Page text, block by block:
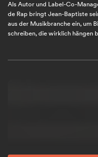
Als Autor und Label-Co-
de Rap bringt Jean-Baptiste
aus der Musikbranche ein, um
schreiben, die wirklich hängen